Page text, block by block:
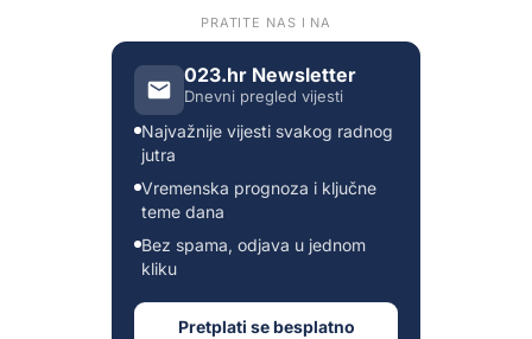
PRATITE NAS I NA
023.hr Newsletter
Dnevni pregled vijesti
Najvažnije vijesti svakog radnog
jutra
Vremenska prognoza i ključne
teme dana
Bez spama, odjava u jednom
kliku
Pretplati se besplatno